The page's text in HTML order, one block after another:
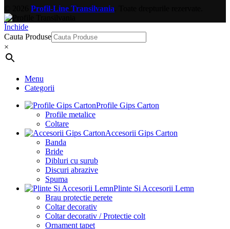
Profil-Line Transilvania
Închide
Cauta Produse
×
Menu
Categorii
Profile Gips Carton
Profile metalice
Coltare
Accesorii Gips Carton
Banda
Bride
Dibluri cu surub
Discuri abrazive
Spuma
Plinte Si Accesorii Lemn
Brau protectie perete
Coltar decorativ
Coltar decorativ / Protectie colt
Ornament tapet